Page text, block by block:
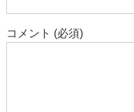
コメント (必須)